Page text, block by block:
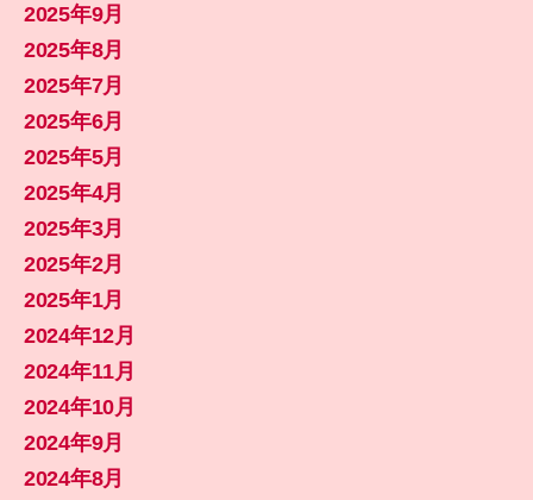
2025年9月
2025年8月
2025年7月
2025年6月
2025年5月
2025年4月
2025年3月
2025年2月
2025年1月
2024年12月
2024年11月
2024年10月
2024年9月
2024年8月